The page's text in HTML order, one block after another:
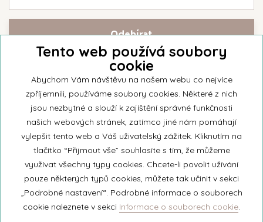
Přihlašte se k našemu newsletteru a buďte jako první informováni o
nejnovějších kolekcích svíček a aktualitách z rodinné firmy Unipar.
© 2026 Unipar
+420 571 651 531
eshop@unipar.cz
Tento web používá soubory
cookie
Abychom Vám návštěvu na našem webu co nejvíce
zpříjemnili, používáme soubory cookies. Některé z nich
jsou nezbytné a slouží k zajíštění správné funkčnosti
našich webových stránek, zatímco jiné nám pomáhají
vylepšit tento web a Váš uživatelský zážitek. Kliknutím na
tlačítko “Přijmout vše” souhlasíte s tím, že můžeme
využívat všechny typy cookies. Chcete-li povolit užívání
pouze některých typů cookies, můžete tak učinit v sekci
„Podrobné nastavení“. Podrobné informace o souborech
cookie naleznete v sekci Informace o souborech cookie.